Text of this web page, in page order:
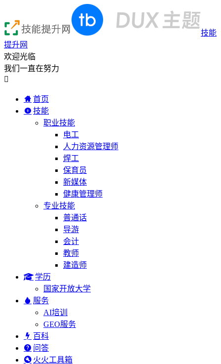
技能
提升网
欢迎光临
我们一直在努力

首页
技能
职业技能
电工
人力资源管理师
焊工
保育员
新媒体
健康管理师
专业技能
普通话
导游
会计
教师
建造师
学历
国家开放大学
服务
AI培训
GEO服务
百科
问答
火火工具箱